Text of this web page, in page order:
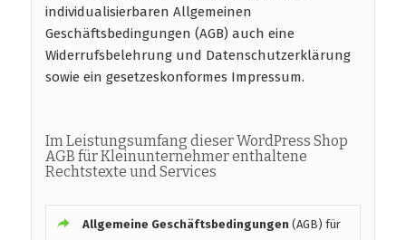
individualisierbaren Allgemeinen
Geschäftsbedingungen (AGB) auch eine
Widerrufsbelehrung und Datenschutzerklärung
sowie ein gesetzeskonformes Impressum.
Im Leistungsumfang dieser WordPress Shop
AGB für Kleinunternehmer enthaltene
Rechtstexte und Services
Allgemeine Geschäftsbedingungen (AGB) für